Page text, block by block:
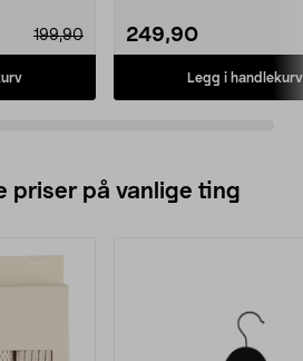
199,90 249,90
Legg i handlekurv
priser på vanlige ting